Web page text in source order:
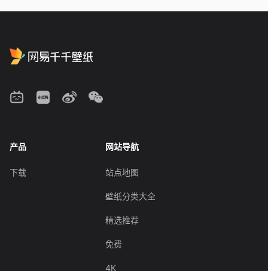
产品
下载
网站导航
站点地图
壁纸分类大全
精选推荐
免费
4K